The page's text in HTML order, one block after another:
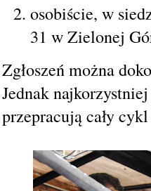
osobiście, w
31 w Zielonej
Zgłoszeń można
Jednak
przepracują cały